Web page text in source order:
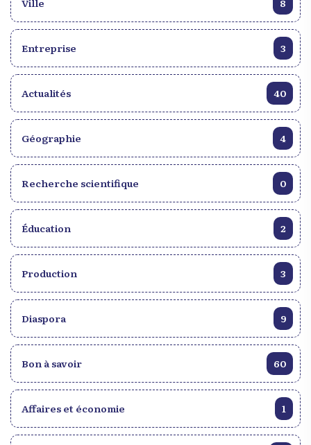
Entreprise 3
Actualités 40
Géographie 4
Recherche scientifique 0
Éducation 2
Production 3
Diaspora 9
Bon à savoir 60
Affaires et économie 1